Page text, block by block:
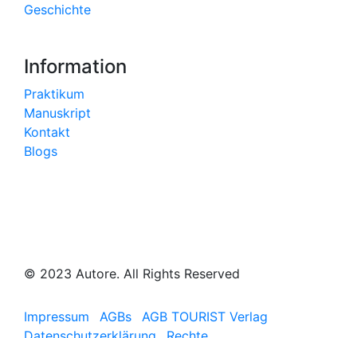
Geschichte
Information
Praktikum
Manuskript
Kontakt
Blogs
© 2023 Autore. All Rights Reserved
Impressum AGBs
AGB TOURIST Verlag